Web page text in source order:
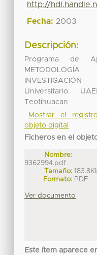
http://
Fecha: 2003
Descripción:
Programa de
Universitario
Teotihuacan
Mostrar el
objeto digital
Ficheros en el
Nombre:
9362994.pdf
Tamaño:
Formato: PDF
Ver documento
Este ítem aparece